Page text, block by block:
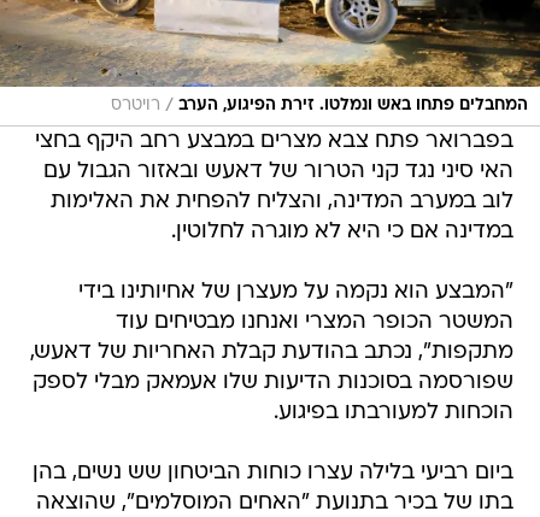
המחבלים פתחו באש ונמלטו. זירת הפיגוע, הערב / רויטרס
בפברואר פתח צבא מצרים במבצע רחב היקף בחצי
האי סיני נגד קני הטרור של דאעש ובאזור הגבול עם
לוב במערב המדינה, והצליח להפחית את האלימות
במדינה אם כי היא לא מוגרה לחלוטין.
"המבצע הוא נקמה על מעצרן של אחיותינו בידי
המשטר הכופר המצרי ואנחנו מבטיחים עוד
מתקפות", נכתב בהודעת קבלת האחריות של דאעש,
שפורסמה בסוכנות הדיעות שלו אעמאק מבלי לספק
הוכחות למעורבתו בפיגוע.
ביום רביעי בלילה עצרו כוחות הביטחון שש נשים, בהן
בתו של בכיר בתנועת "האחים המוסלמים", שהוצאה